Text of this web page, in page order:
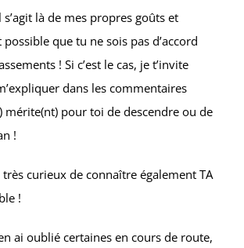
là de mes propres goûts et
que tu ne sois pas d’accord
! Si c’est le cas, je t’invite
dans les commentaires
mérite(nt) pour toi de descendre ou de
!
très curieux de connaître également TA
!
ai oublié certaines en cours de route,